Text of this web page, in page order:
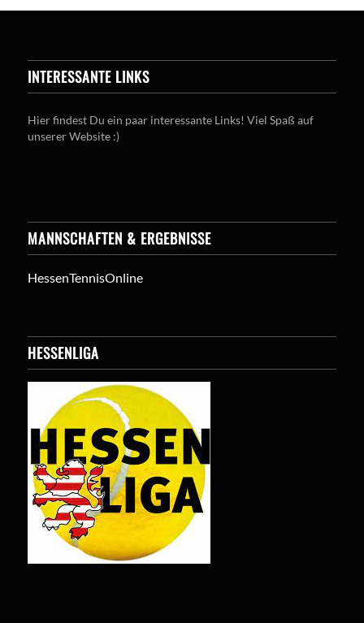
INTERESSANTE LINKS
Hier findest Du ein paar interessante Links! Viel Spaß auf
unserer Website :)
MANNSCHAFTEN & ERGEBNISSE
HessenTennisOnline
HESSENLIGA